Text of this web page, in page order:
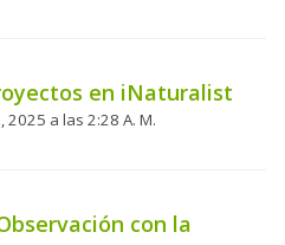
en iNaturalist
Modificado el Mar., 4 Mar., 2025 a las 2:28 A. M.
con la